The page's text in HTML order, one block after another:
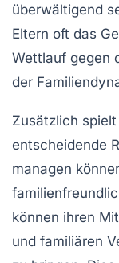
überwältigend
Eltern oft das
Wettlauf gegen
der
Zusätzlich spielt
entscheidende
managen
können ihren
und familiären